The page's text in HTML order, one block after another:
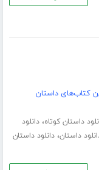
کتاب‌های داستان
داستان کوتاه،دانلود
داستان،دانلود داستان